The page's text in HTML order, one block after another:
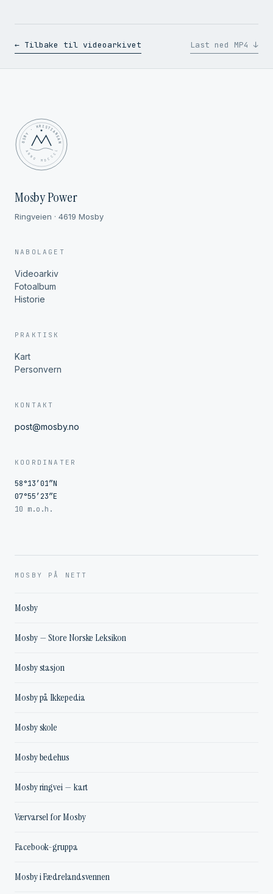
← Tilbake til videoarkivet Last ned MP4 ↓
MOSBY · KRISTIANSAND
✦ ANNO MDCCCL ✦
Mosby Power
Ringveien · 4619 Mosby
NABOLAGET
Videoarkiv
Fotoalbum
Historie
PRAKTISK
Kart
Personvern
KONTAKT
post@mosby.no
KOORDINATER
58°13′01″N
07°55′23″E
10 m.o.h.
MOSBY PÅ NETT
Mosby
Mosby — Store Norske Leksikon
Mosby stasjon
Mosby på Ikkepedia
Mosby skole
Mosby bedehus
Mosby ringvei — kart
Værvarsel for Mosby
Facebook-gruppa
Mosby i Fædrelandsvennen